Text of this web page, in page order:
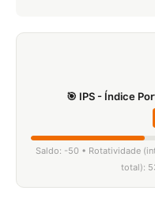
🎯 IPS - Índice
Saldo: -50 • Rotatividade
total):